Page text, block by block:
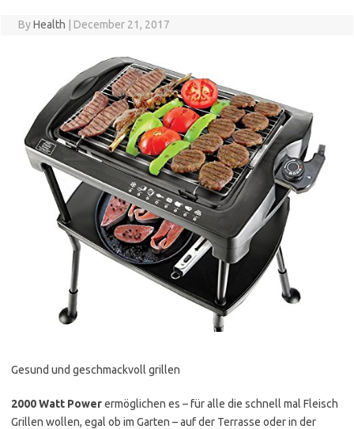
ByHealth December 21, 2017
Gesund und geschmackvoll grillen
2000 Watt Powerermöglichen es – für alle die schnell mal Fleisch
Grillen wollen, egal ob im Garten – auf der Terrasse oder in der